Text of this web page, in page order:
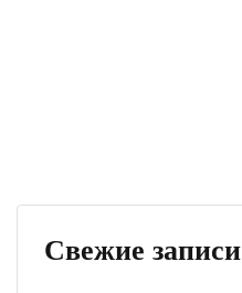
Свежие записи